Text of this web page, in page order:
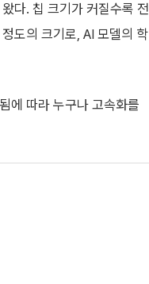
다. 칩 크기가 커질수록 전
도의 크기로, AI 모델의 학
에 따라 누구나 고속화를